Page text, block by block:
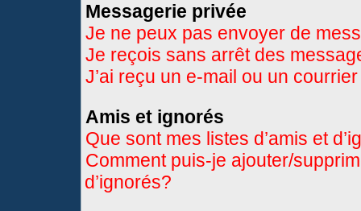
Messagerie privée
Je ne peux pas envoyer de
Je reçois sans arrêt des
J’ai reçu un e-mail ou un
Amis et ignorés
Que sont mes listes d’amis et
Comment puis-je ajouter/
d’ignorés?